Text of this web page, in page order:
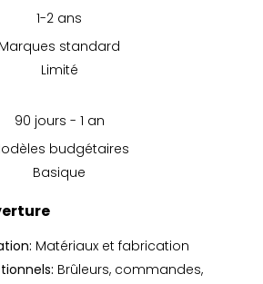
1-2 ans
Marques standard
Limité
90 jours - 1 an
budgétaires
Basique
Matériaux et fabrication
Brûleurs, commandes,